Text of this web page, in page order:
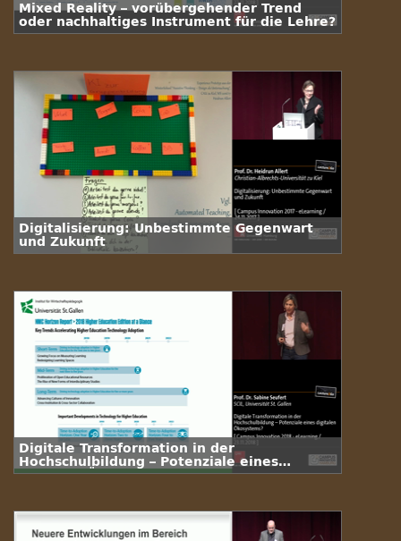
Mixed Reality – vorübergehender Trend
oder nachhaltiges Instrument für die Lehre?
Digitalisierung: Unbestimmte Gegenwart
und Zukunft
Digitale Transformation in der
Hochschulbildung – Potenziale eines
digitalen Ökosystems?